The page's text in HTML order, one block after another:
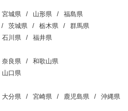
宮城県 山形県 福島県
茨城県 栃木県 群馬県
石川県 福井県
奈良県 和歌山県
山口県
大分県 宮崎県 鹿児島県 沖縄県